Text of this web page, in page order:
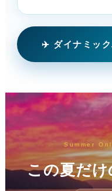
✈️ ダイナミッ
Summer
この夏だ